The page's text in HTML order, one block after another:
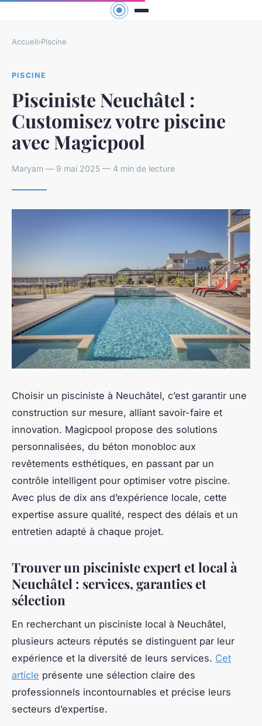
Accueil›Piscine
PISCINE
Pisciniste Neuchâtel :
Customisez votre piscine
avec Magicpool
Maryam — 9 mai 2025 — 4 min de lecture
Choisir un pisciniste à Neuchâtel, c’est garantir une
construction sur mesure, alliant savoir-faire et
innovation. Magicpool propose des solutions
personnalisées, du béton monobloc aux
revêtements esthétiques, en passant par un
contrôle intelligent pour optimiser votre piscine.
Avec plus de dix ans d’expérience locale, cette
expertise assure qualité, respect des délais et un
entretien adapté à chaque projet.
Trouver un pisciniste expert et local à
Neuchâtel : services, garanties et
sélection
En recherchant un pisciniste local à Neuchâtel,
plusieurs acteurs réputés se distinguent par leur
expérience et la diversité de leurs services. Cet
article présente une sélection claire des
professionnels incontournables et précise leurs
secteurs d’expertise.